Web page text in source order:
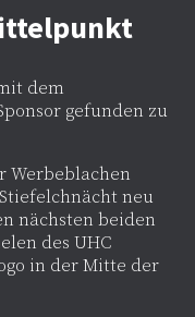
dem
gefunden zu
Werbeblachen
neu
nächsten beiden
des UHC
in der Mitte der